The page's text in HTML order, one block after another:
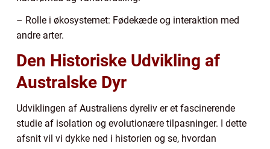
– Rolle i økosystemet: Fødekæde og interaktion med
andre arter.
Den Historiske Udvikling af
Australske Dyr
Udviklingen af Australiens dyreliv er et fascinerende
studie af isolation og evolutionære tilpasninger. I dette
afsnit vil vi dykke ned i historien og se, hvordan